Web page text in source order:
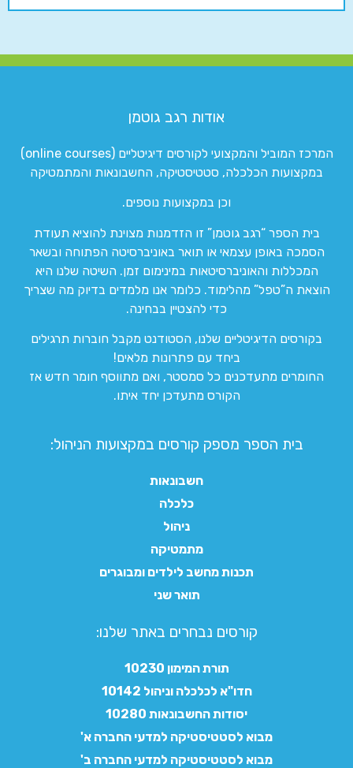
אודות רגב גוטמן
המרכז המוביל והמקצועי לקורסים דיגיטליים (online courses)
במקצועות הכלכלה, סטטיסטיקה, החשבונאות והמתמטיקה
וכן במקצועות נוספים.
בית הספר “רגב גוטמן” זו הזדמנות מצוינת להוציא תעודת
הסמכה באופן עצמאי או תואר באוניברסיטה הפתוחה ובשאר
המכללות והאוניברסיטאות במינימום זמן. השיטה שלנו היא
הוצאת ה”טפל” מהלימוד. כלומר אנו מלמדים בדיוק מה שצריך
כדי להצטיין בבחינה.
בקורסים הדיגיטליים שלנו, הסטודנט מקבל חוברות תרגילים
ביחד עם פתרונות מלאים!
החומרים מתעדכנים כל סמסטר, ואם מתווסף חומר חדש אז
הקורס מתעדכן יחד איתו.
בית הספר מספק קורסים במקצועות הניהול:
חשבונאות
כלכלה
ניהול
מתמטיקה
תכנות מחשב לילדים ומבוגרים
תואר שני
קורסים נבחרים באתר שלנו:​
תורת המימון 10230
חדו"א לכלכלה וניהול 10142
יסודות החשבונאות 10280
מבוא לסטטיסטיקה למדעי החברה א'
מבוא לסטטיסטיקה למדעי החברה ב'